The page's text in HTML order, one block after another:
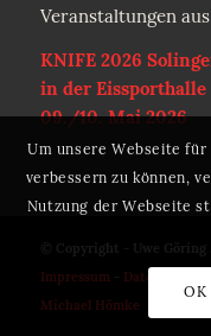
Veranstaltungen
KNIFE 2026
in der Eissporthalle
09./10. Mai 2026
© Copyright - Uwe Göring
Impressum-
Michael Hömke
Um unsere Webseite
verbessern zu können,
Nutzung der Webseite
OK